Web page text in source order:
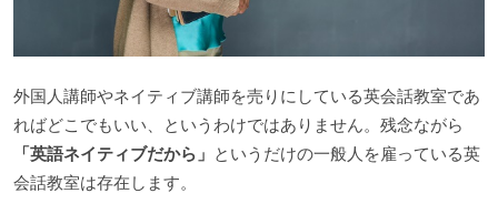
外国人講師やネイティブ講師を売りにしている英会話教室であ
ればどこでもいい、というわけではありません。残念ながら
「英語ネイティブだから」 というだけの一般人を雇っている英
会話教室は存在します。